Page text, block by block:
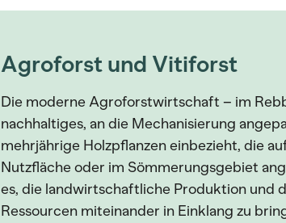
Agroforst und Vitiforst
Die moderne Agroforstwirtschaft – im
nachhaltiges, an die Mechanisierung
mehrjährige Holzpflanzen einbezieht, die
Nutzfläche oder im Sömmerungsgebiet
es, die landwirtschaftliche Produktion und
Ressourcen miteinander in Einklang zu